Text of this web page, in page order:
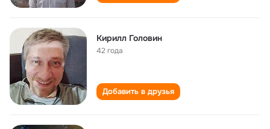
Кирилл Головин
42 года
Добавить в друзья